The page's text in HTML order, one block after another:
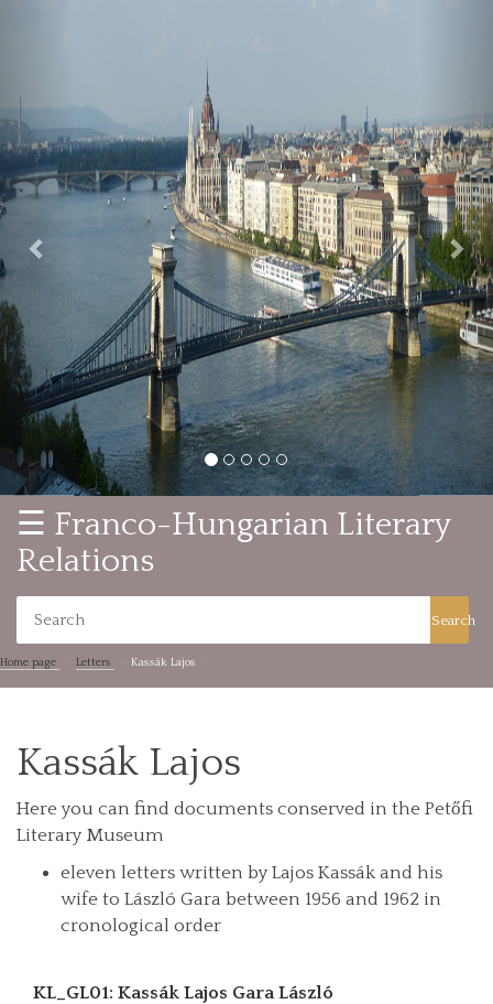
☰ Franco-Hungarian Literary
Relations
Search
Home page Letters Kassák Lajos
Kassák Lajos
Here you can find documents conserved in the Petőfi
Literary Museum
eleven letters written by Lajos Kassák and his
wife to László Gara between 1956 and 1962 in
cronological order
KL_GL01: Kassák Lajos Gara László